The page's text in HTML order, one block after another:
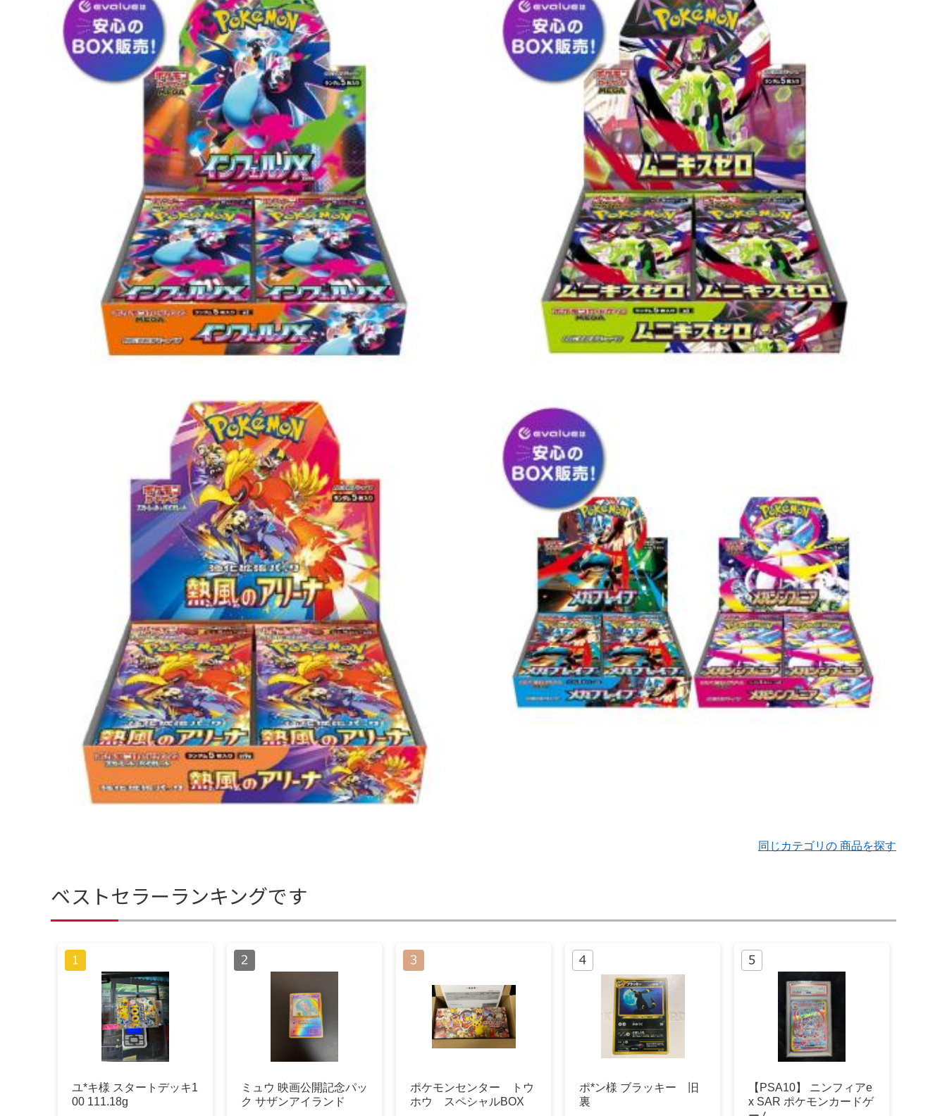
同じカテゴリの 商品を探す
ベストセラーランキングです
ユ*キ様 スタートデッキ1
00 111.18g
ミュウ 映画公開記念パッ
ク サザンアイランド
ポケモンセンター トウ
ホウ スペシャルBOX
ポ*ン様 ブラッキー 旧
裏
【PSA10】 ニンフィアe
x SAR ポケモンカードゲ